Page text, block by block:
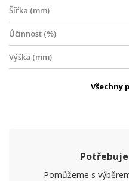
Šířka (mm)
Účinnost (%)
Výška (mm)
PARAMETRY ETHERNET
Všechny
Pomůžeme s